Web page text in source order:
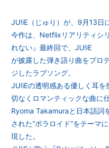
JU!iE（じゅり）が、9月13日
今作は、Netflixリアリティシ
れない』最終回で、JU!iE
が披露した弾き語り曲をプロ
ジしたラブソング。
JU!iEの透明感ある優しく耳を
切なくロマンティックな曲に
Ryoma Takamuraと日本語詞
された“ポラロイド”をテーマ
現した。